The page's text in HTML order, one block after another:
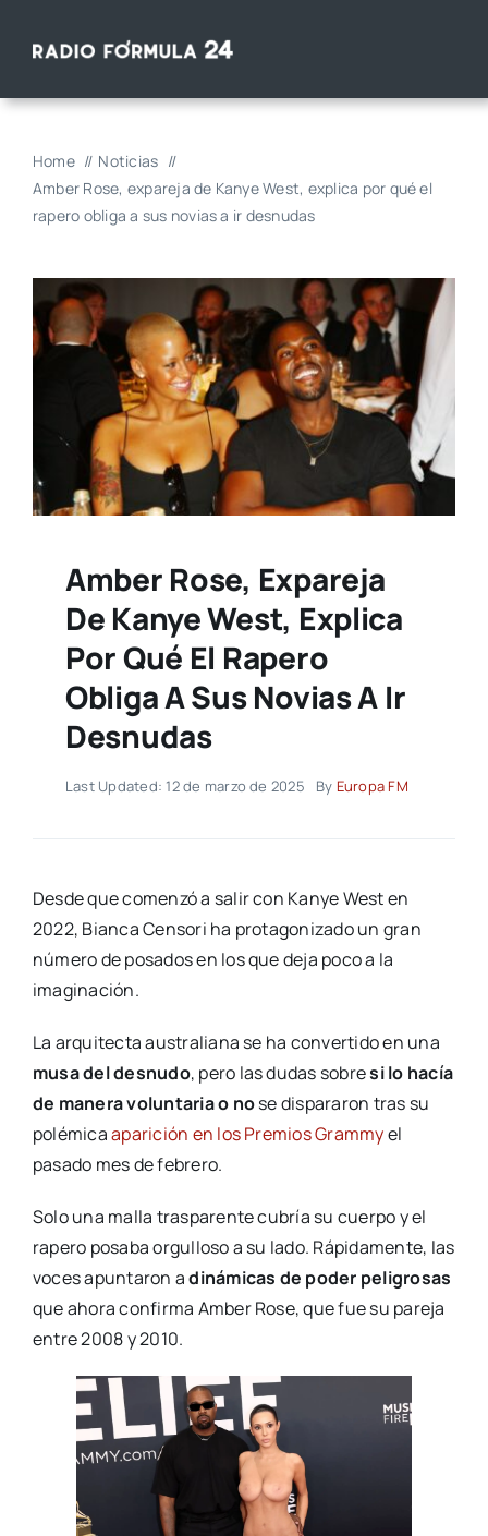
Home
Noticias
Amber Rose, expareja de Kanye West, explica por qué el
rapero obliga a sus novias a ir desnudas
Amber Rose, Expareja
De Kanye West, Explica
Por Qué El Rapero
Obliga A Sus Novias A Ir
Desnudas
Last Updated: 12 de marzo de 2025 By Europa FM
Desde que comenzó a salir con Kanye West en
2022, Bianca Censori ha protagonizado un gran
número de posados en los que deja poco a la
imaginación.
La arquitecta australiana se ha convertido en una
musa del desnudo, pero las dudas sobresi lo hacía
de manera voluntaria o nose dispararon tras su
polémicaaparición en los Premios Grammyel
pasado mes de febrero.
Solo una malla trasparente cubría su cuerpo y el
rapero posaba orgulloso a su lado. Rápidamente, las
voces apuntaron adinámicas de poder peligrosas
que ahora confirma Amber Rose, que fue su pareja
entre 2008 y 2010.